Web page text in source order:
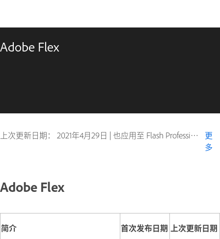
Adobe Flex
上次更新日期： 2021年4月29日 | 也应用至 Flash Professional
更
多
Adobe Flex
简介 首次发布日期 上次更新日期